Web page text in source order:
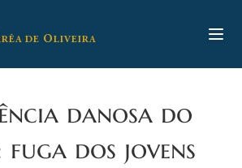
DE OLIVEIRA
danosa do
fuga dos jovens